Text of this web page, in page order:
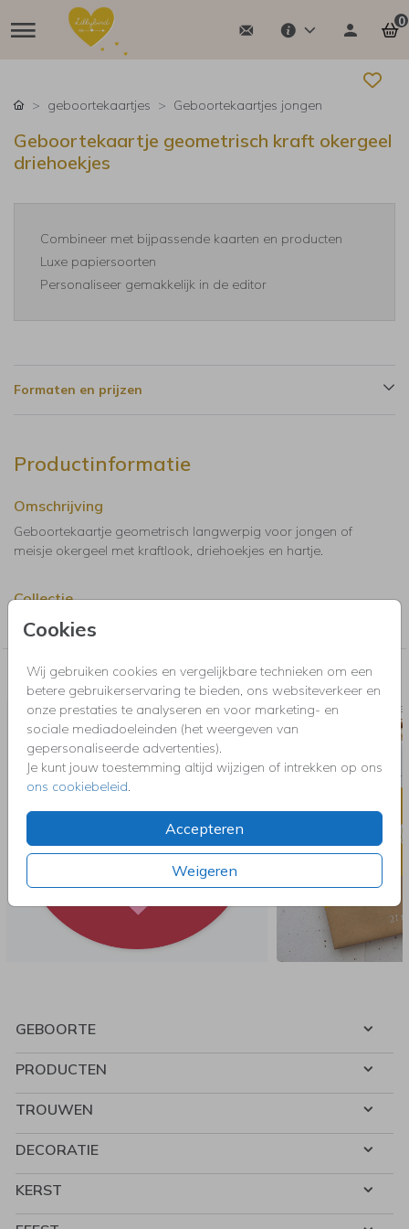
0
Cookies
Wij gebruiken cookies en vergelijkbare technieken om een
betere gebruikerservaring te bieden, ons websiteverkeer en
onze prestaties te analyseren en voor marketing- en
sociale mediadoeleinden (het weergeven van
gepersonaliseerde advertenties).
Je kunt jouw toestemming altijd wijzigen of intrekken op ons
ons cookiebeleid
Accepteren
Weigeren
geboortekaartjes Geboortekaartjes jongen
Geboortekaartje geometrisch kraft okergeel
driehoekjes
Combineer met bijpassende kaarten en producten
Luxe papiersoorten
Personaliseer gemakkelijk in de editor
Formaten en prijzen
Productinformatie
Omschrijving
Geboortekaartje geometrisch langwerpig voor jongen of
meisje okergeel met kraftlook, driehoekjes en hartje.
Collectie
Geboortekaartjes jongen
Nog meer in deze stijl voor jou
SLUITSTICKER
GEBOORTE
PRODUCTEN
TROUWEN
DECORATIE
KERST